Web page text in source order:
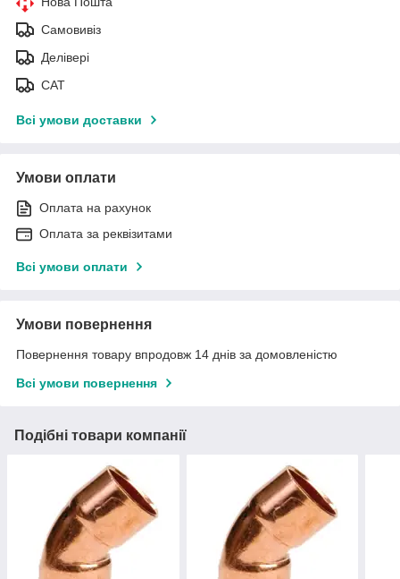
Самовивіз
Делівері
САТ
Всі умови доставки
Умови оплати
Оплата на рахунок
Оплата за реквізитами
Всі умови оплати
Умови повернення
Повернення товару впродовж 14 днів за домовленістю
Всі умови повернення
Подібні товари компанії